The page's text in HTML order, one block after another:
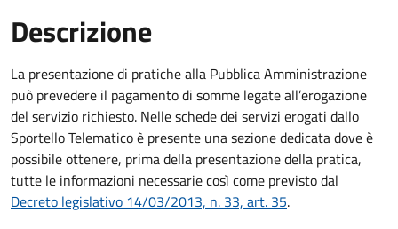
Descrizione
La presentazione di pratiche alla Pubblica Amministrazione
può prevedere il pagamento di somme legate all’erogazione
del servizio richiesto. Nelle schede dei servizi erogati dallo
Sportello Telematico è presente una sezione dedicata dove è
possibile ottenere, prima della presentazione della pratica,
tutte le informazioni necessarie così come previsto dal
Decreto legislativo 14/03/2013, n. 33, art. 35.